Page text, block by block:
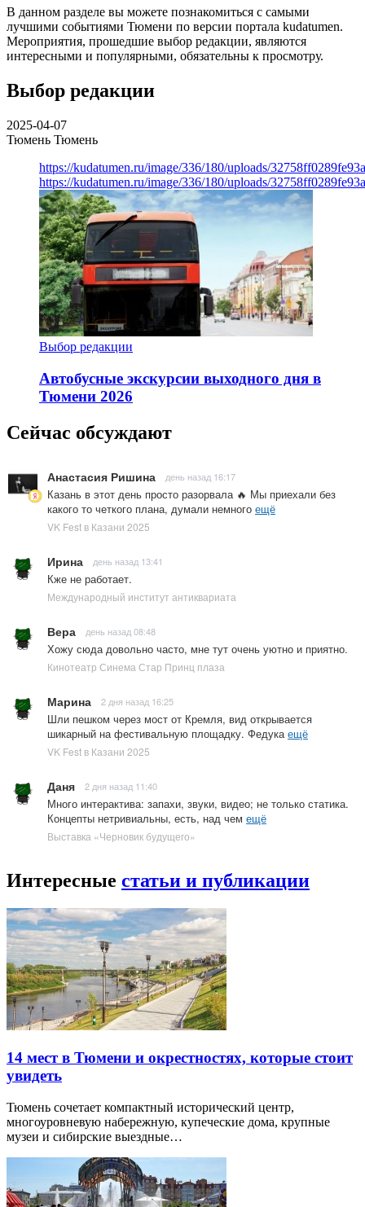
В данном разделе вы можете познакомиться с самыми
лучшими событиями Тюмени по версии портала kudatumen.
Мероприятия, прошедшие выбор редакции, являются
интересными и популярными, обязательны к просмотру.
Выбор редакции
2025-04-07
Тюмень Тюмень
https://kudatumen.ru/image/336/180/uploads/
https://kudatumen.ru/image/336/180/uploads/
Выбор редакции
Автобусные экскурсии выходного дня в
Тюмени 2026
Сейчас обсуждают
Анастасия Ришина день назад 16:17
Казань в этот день просто разорвала 🔥 Мы приехали без
какого то четкого плана, думали немного ещё
VK Fest в Казани 2025
Ирина день назад 13:41
Кже не работает.
Международный институт антиквариата
Вера день назад 08:48
Хожу сюда довольно часто, мне тут очень уютно и приятно.
Кинотеатр Синема Стар Принц плаза
Марина 2 дня назад 16:25
Шли пешком через мост от Кремля, вид открывается
шикарный на фестивальную площадку. Федукаещё
VK Fest в Казани 2025
Даня 2 дня назад 11:40
Много интерактива: запахи, звуки, видео; не только статика.
Концепты нетривиальны, есть, над чем ещё
Выставка «Черновик будущего»
Интересные статьи и публикации
14 мест в Тюмени и окрестностях, которые стоит
увидеть
Тюмень сочетает компактный исторический центр,
многоуровневую набережную, купеческие дома, крупные
музеи и сибирские выездные…